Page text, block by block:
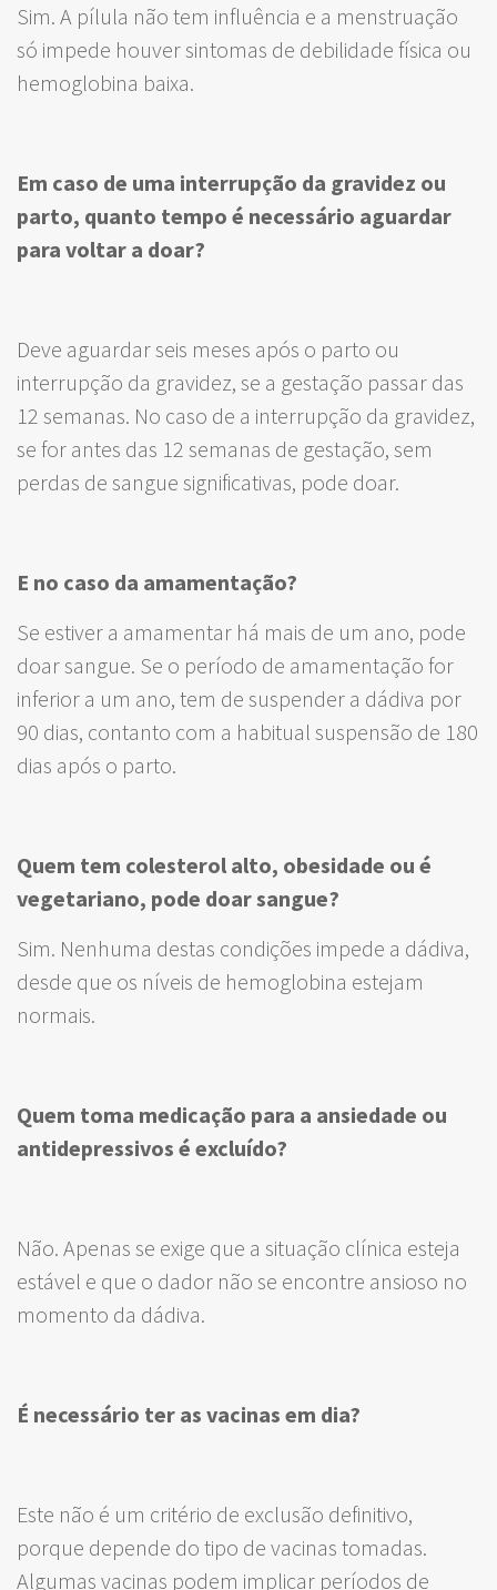
Sim. A pílula não tem influência e a menstruação
só impede houver sintomas de debilidade física ou
hemoglobina baixa.
Em caso de uma interrupção da gravidez ou
parto, quanto tempo é necessário aguardar
para voltar a doar?
Deve aguardar seis meses após o parto ou
interrupção da gravidez, se a gestação passar das
12 semanas. No caso de a interrupção da gravidez,
se for antes das 12 semanas de gestação, sem
perdas de sangue significativas, pode doar.
E no caso da amamentação?
Se estiver a amamentar há mais de um ano, pode
doar sangue. Se o período de amamentação for
inferior a um ano, tem de suspender a dádiva por
90 dias, contanto com a habitual suspensão de 180
dias após o parto.
Quem tem colesterol alto, obesidade ou é
vegetariano, pode doar sangue?
Sim. Nenhuma destas condições impede a dádiva,
desde que os níveis de hemoglobina estejam
normais.
Quem toma medicação para a ansiedade ou
antidepressivos é excluído?
Não. Apenas se exige que a situação clínica esteja
estável e que o dador não se encontre ansioso no
momento da dádiva.
É necessário ter as vacinas em dia?
Este não é um critério de exclusão definitivo,
porque depende do tipo de vacinas tomadas.
Algumas vacinas podem implicar períodos de